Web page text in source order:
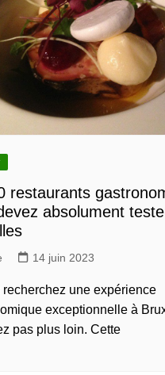
restaurants
absolument
14 juin 2023
recherchez une expérience
exceptionnelle à
pas plus loin. Cette